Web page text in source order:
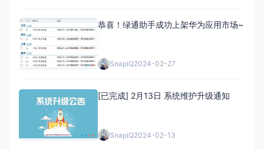
恭喜！绿通助手成功上架华为应用市场~
SnapiQ2024-02-27
[已完成] 2月13日 系统维护升级通知
SnapiQ2024-02-13